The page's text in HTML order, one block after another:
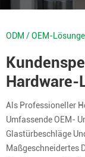
ODM / OEM-
Hardware-
Als Professioneller
Umfassende OEM-
Glastürbeschläge
Maßgeschneidertes